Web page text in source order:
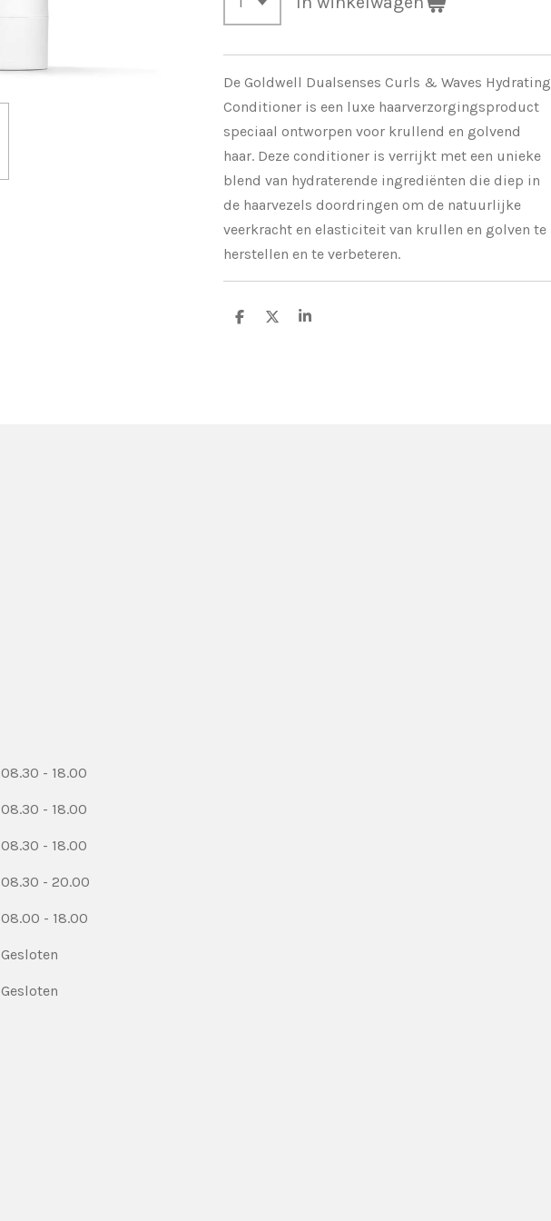
De Goldwell Dualsenses Curls & Waves Hydrating
Conditioner is een luxe haarverzorgingsproduct
speciaal ontworpen voor krullend en golvend
haar. Deze conditioner is verrijkt met een unieke
blend van hydraterende ingrediënten die diep in
de haarvezels doordringen om de natuurlijke
veerkracht en elasticiteit van krullen en golven te
herstellen en te verbeteren.
D
D
S
08.30 - 18.00
08.30 - 18.00
08.30 - 18.00
08.30 - 20.00
08.00 - 18.00
Gesloten
Gesloten